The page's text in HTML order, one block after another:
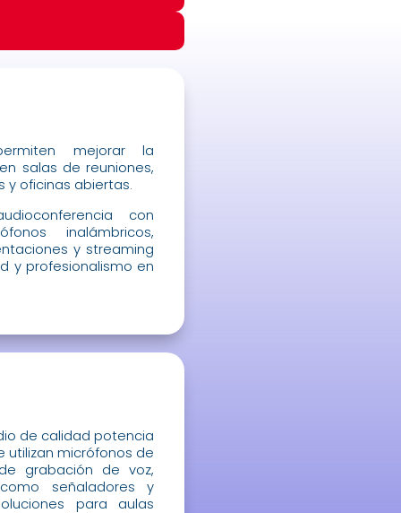
mejorar la
salas de reuniones,
y oficinas abiertas.
con
inalámbricos,
y streaming
y profesionalismo en
de calidad potencia
utilizan micrófonos de
grabación de voz,
señaladores y
para aulas